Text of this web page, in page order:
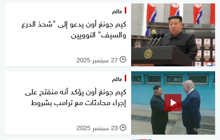
عالم
كيم جونغ أون يدعو إلى "شحذ الدرع
والسيف" النوويين
l 27 سبتمبر 2025
عالم
كيم جونغ أون يؤكد أنه منفتح على
إجراء محادثات مع ترامب بشروط
l 23 سبتمبر 2025